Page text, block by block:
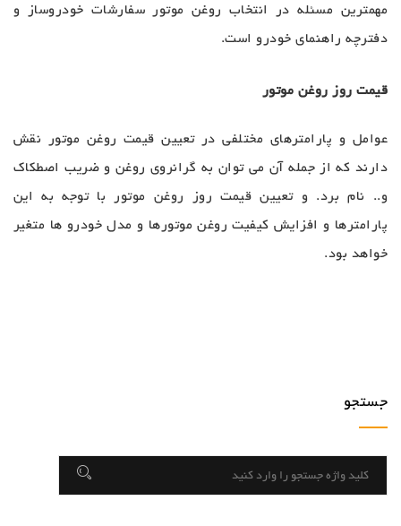
مهمترین مسئله در انتخاب روغن موتور سفارشات خودروساز و
دفترچه راهنمای خودرو است.
قیمت روز روغن موتور
عوامل و پارامترهای مختلفی در تعیین قیمت روغن موتور نقش
دارند که از جمله آن می توان به گرانروی روغن و ضریب اصطکاک
و.. نام برد. و تعیین قیمت روز روغن موتور با توجه به این
پارامترها و افزایش کیفیت روغن موتورها و مدل خودرو ها متغیر
خواهد بود.
جستجو